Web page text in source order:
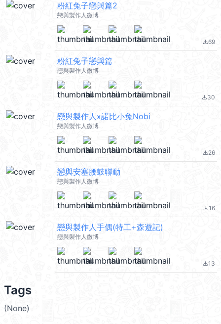
粉紅兔子戀與篇2
戀與製作人微博
file_download69
粉紅兔子戀與篇
戀與製作人微博
file_download30
戀與製作人x諾比小兔Nobi
戀與製作人微博
file_download26
戀與安塞腰鼓聯動
戀與製作人微博
file_download16
戀與製作人手偶(特工+森遊記)
戀與製作人微博
file_download13
Tags
(None)